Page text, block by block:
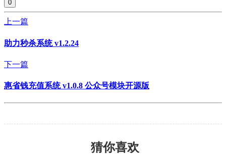
0
上一篇
助力秒杀系统 v1.2.24
下一篇
惠省钱充值系统 v1.0.8 公众号模块开源版
猜你喜欢